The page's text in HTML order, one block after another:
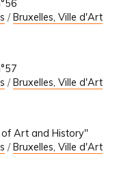
/Bruxelles, Ville d'Art
/Bruxelles, Ville d'Art
of Art and History"
/Bruxelles, Ville d'Art